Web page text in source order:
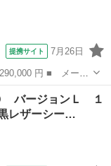
提携サイト 7月26日
名： ＳＣ４３
クレビンソンプレ
バージョンＬ １
レザーシー…